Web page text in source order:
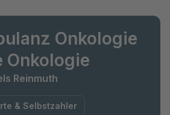
Onkologie
Onkologie
Reinmuth
& Selbstzahler